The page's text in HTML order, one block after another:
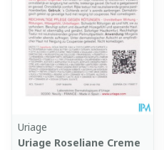
Uriage
Uriage Roseliane Creme